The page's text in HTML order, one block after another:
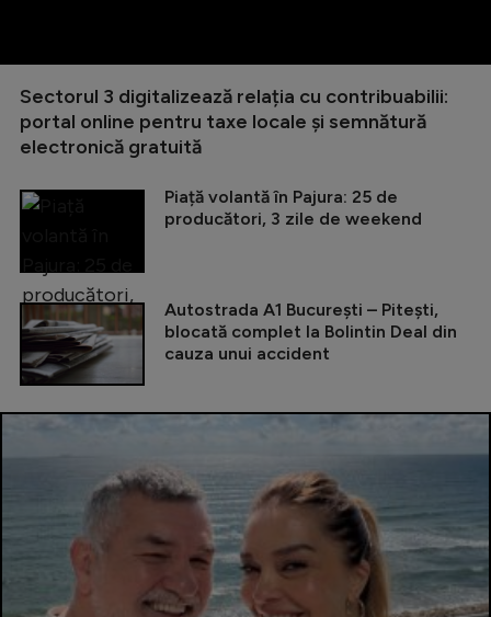
Sectorul 3 digitalizează relația cu contribuabilii:
portal online pentru taxe locale și semnătură
electronică gratuită
Piață volantă în Pajura: 25 de
producători, 3 zile de weekend
Autostrada A1 București – Pitești,
blocată complet la Bolintin Deal din
cauza unui accident